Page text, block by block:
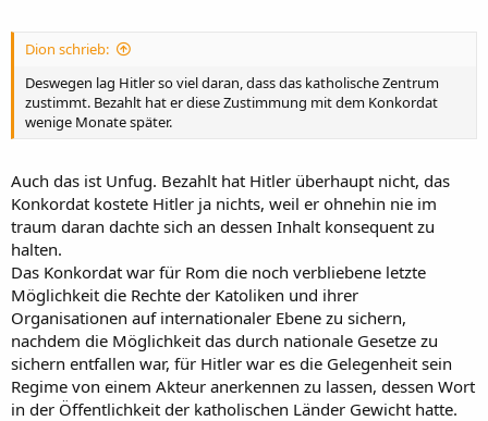
Dion schrieb:
Deswegen lag Hitler so viel daran, dass das katholische Zentrum
zustimmt. Bezahlt hat er diese Zustimmung mit dem Konkordat
wenige Monate später.
Auch das ist Unfug. Bezahlt hat Hitler überhaupt nicht, das
Konkordat kostete Hitler ja nichts, weil er ohnehin nie im
traum daran dachte sich an dessen Inhalt konsequent zu
halten.
Das Konkordat war für Rom die noch verbliebene letzte
Möglichkeit die Rechte der Katoliken und ihrer
Organisationen auf internationaler Ebene zu sichern,
nachdem die Möglichkeit das durch nationale Gesetze zu
sichern entfallen war, für Hitler war es die Gelegenheit sein
Regime von einem Akteur anerkennen zu lassen, dessen Wort
in der Öffentlichkeit der katholischen Länder Gewicht hatte.